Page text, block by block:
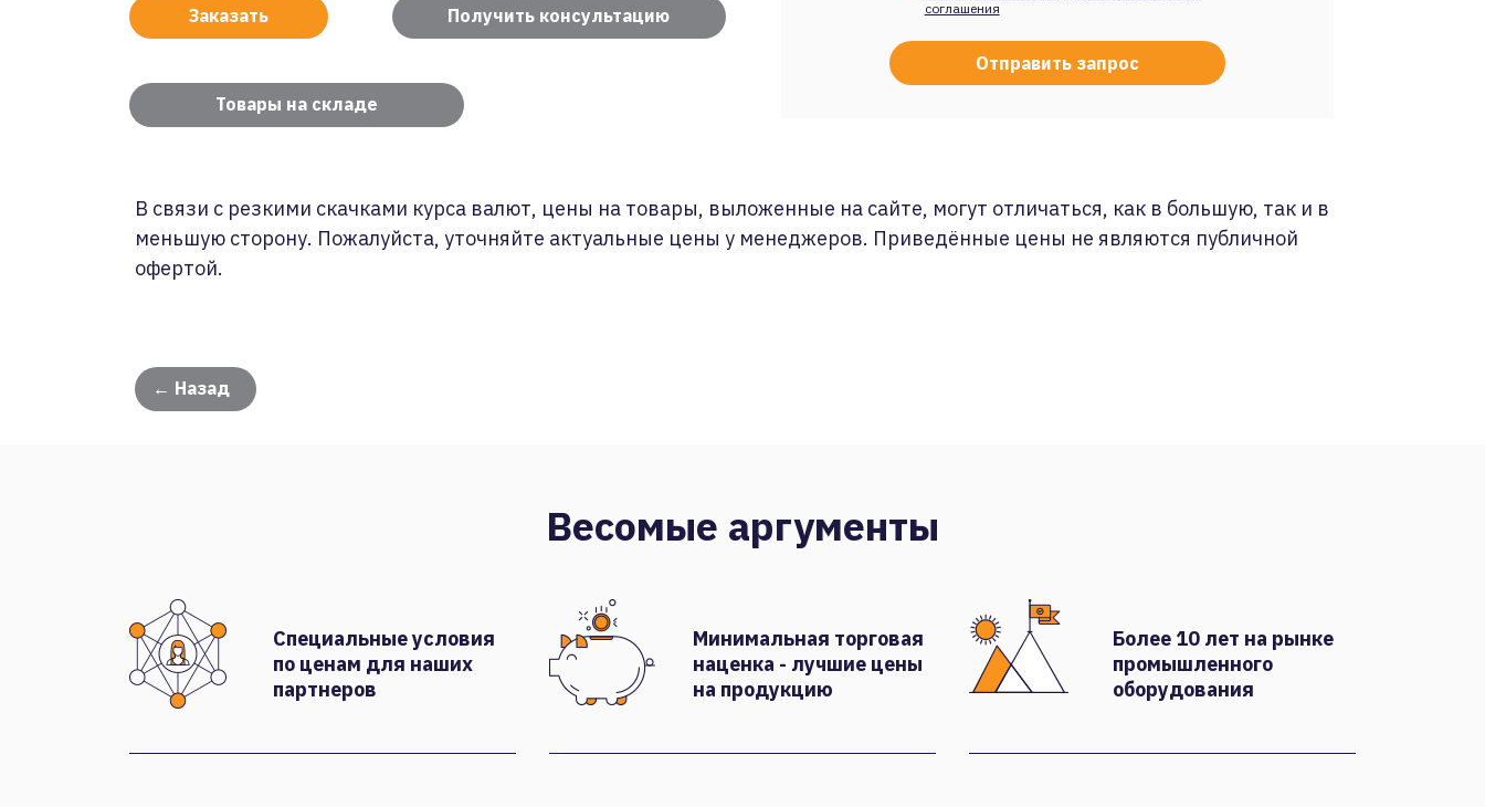
Заказать Получить консультацию
Товары на складе
соглашения
В связи с резкими скачками курса валют, цены на товары, выложенные на сайте, могут отличаться, как в большую, так и в
меньшую сторону. Пожалуйста, уточняйте актуальные цены у менеджеров. Приведённые цены не являются публичной
офертой.
← Назад
Весомые аргументы
Специальные условия
по ценам для наших
партнеров
Минимальная торговая
наценка - лучшие цены
на продукцию
Более 10 лет на рынке
промышленного
оборудования